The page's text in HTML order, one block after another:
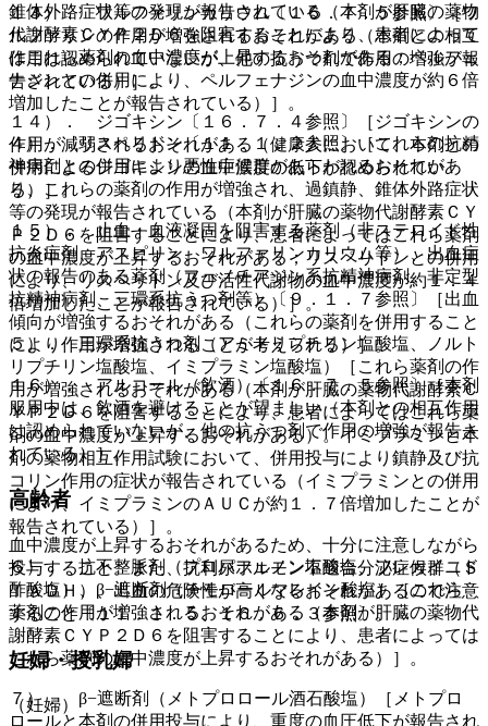
１３）． ワルファリンカリウム〔１６．７．５参照〕［ワ
ルファリンの作用が増強されるおそれがある（本剤との相互
作用は認められていないが、他の抗うつ剤で作用の増強が報
告されている）］。
１４）． ジゴキシン〔１６．７．４参照〕［ジゴキシンの
作用が減弱されるおそれがある（健康人において、本剤との
併用によるジゴキシンの血中濃度の低下が認められてい
る）］。
１５）． 止血・血液凝固を阻害する薬剤（非ステロイド性
抗炎症剤、アスピリン、ワルファリンカリウム等）、出血症
状の報告のある薬剤（フェノチアジン系抗精神病剤、非定型
抗精神病剤、三環系抗うつ剤等）〔９．１．７参照〕［出血
傾向が増強するおそれがある（これらの薬剤を併用すること
により作用が増強されることが考えられる）］。
１６）． アルコール（飲酒）〔１６．７．５参照〕［本剤
服用中は、飲酒を避けることが望ましい（本剤との相互作用
は認められていないが、他の抗うつ剤で作用の増強が報告さ
れている）］。
高齢者
血中濃度が上昇するおそれがあるため、十分に注意しながら
投与すること。また、抗利尿ホルモン不適合分泌症候群（Ｓ
ＩＡＤＨ）、出血の危険性が高くなるおそれがあるので注意
すること〔１１．１．５、１６．６．３参照〕。
妊婦・授乳婦
（妊婦）
錐体外路症状等の発現が報告されている（本剤が肝臓の薬物
代謝酵素ＣＹＰ２Ｄ６を阻害することにより、患者によって
はこれら薬剤の血中濃度が上昇するおそれがある；ペルフェ
ナジンとの併用により、ペルフェナジンの血中濃度が約６倍
増加したことが報告されている）］。
４）． リスペリドン〔１１．１．２参照〕［これらの抗精
神病剤との併用により悪性症候群があらわれるおそれがあ
り、これらの薬剤の作用が増強され、過鎮静、錐体外路症状
等の発現が報告されている（本剤が肝臓の薬物代謝酵素ＣＹ
Ｐ２Ｄ６を阻害することにより、患者によってはこれら薬剤
の血中濃度が上昇するおそれがある；リスペリドンとの併用
により、リスペリドン及び活性代謝物の血中濃度が約１．４
倍増加したことが報告されている）］。
５）． 三環系抗うつ剤（アミトリプチリン塩酸塩、ノルト
リプチリン塩酸塩、イミプラミン塩酸塩）［これら薬剤の作
用が増強されるおそれがある（本剤が肝臓の薬物代謝酵素Ｃ
ＹＰ２Ｄ６を阻害することにより、患者によってはこれら薬
剤の血中濃度が上昇するおそれがある）。イミプラミンと本
剤の薬物相互作用試験において、併用投与により鎮静及び抗
コリン作用の症状が報告されている（イミプラミンとの併用
により、イミプラミンのＡＵＣが約１．７倍増加したことが
報告されている）］。
６）． 抗不整脈剤（プロパフェノン塩酸塩、フレカイニド
酢酸塩）、β−遮断剤（チモロールマレイン酸塩）［これら
薬剤の作用が増強されるおそれがある（本剤が肝臓の薬物代
謝酵素ＣＹＰ２Ｄ６を阻害することにより、患者によっては
これら薬剤の血中濃度が上昇するおそれがある）］。
７）． β−遮断剤（メトプロロール酒石酸塩）［メトプロ
ロールと本剤の併用投与により、重度の血圧低下が報告され